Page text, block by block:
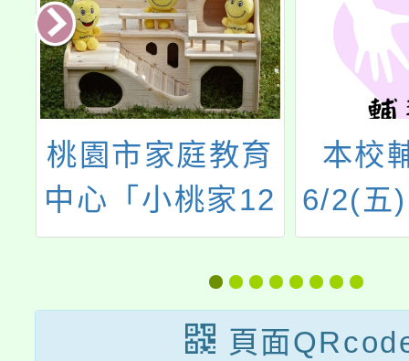
桃園市家庭教育
中心「小桃家12
月課程資訊」、
「家庭情緒教
養」及「Hello!
本校
6/2(五
親職
「父
與情
頁面